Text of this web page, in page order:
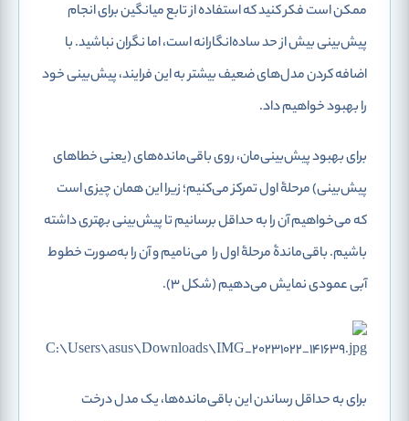
ممکن است فکر کنید که استفاده از تابع میانگین برای انجام
پیش‌بینی بیش از حد ساده‌انگارانه است، اما نگران نباشید. با
اضافه کردن مدل‌های ضعیف بیشتر به این فرایند، پیش‌بینی خود
را بهبود خواهیم داد.
برای بهبود پیش‌بینی‌مان، روی باقی‌مانده‌ها‌ی(یعنی خطاهای
پیش‌بینی) مرحلۀ اول تمرکز می‌کنیم؛ زیرا این همان چیزی است
که می‌خواهیم آن را به حداقل برسانیم تا پیش‌بینی بهتری داشته
باشیم. باقی‌ماندۀ مرحلۀ اول را می‌نامیم و آن را به‌صورت خطوط
آبی عمودی نمایش می‌دهیم (شکل 3).
برای به حداقل رساندن این باقی‌مانده‌ها، یک مدل درخت